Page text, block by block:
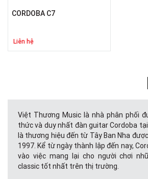
CORDOBA C7
Liên hệ
Việt Thương Music là nhà phân phối
thức và duy nhất đàn guitar Cordoba
là thương hiệu đến từ Tây Ban Nha
1997. Kể từ ngày thành lập đến nay,
vào việc mang lại cho người chơi
classic tốt nhất trên thị trường.